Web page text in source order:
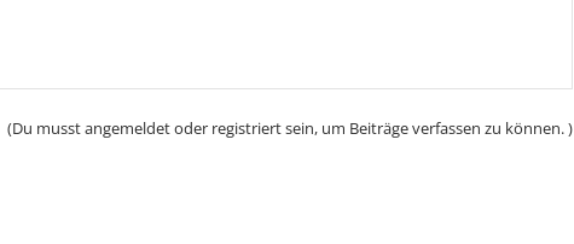
(Du musst angemeldet oder registriert sein, um Beiträge verfassen zu können. )